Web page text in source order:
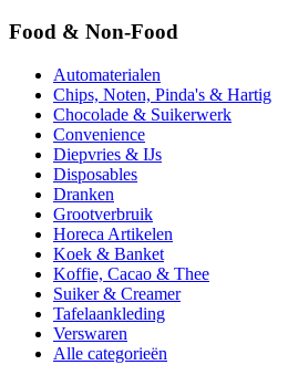
Food & Non-Food
Automaterialen
Chips, Noten, Pinda's & Hartig
Chocolade & Suikerwerk
Convenience
Diepvries & IJs
Disposables
Dranken
Grootverbruik
Horeca Artikelen
Koek & Banket
Koffie, Cacao & Thee
Suiker & Creamer
Tafelaankleding
Verswaren
Alle categorieën